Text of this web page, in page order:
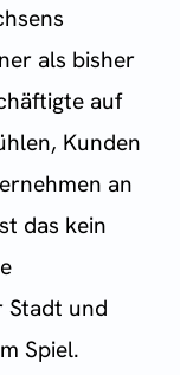
als bisher
auf
Kunden
an
das kein
Stadt und
Spiel.